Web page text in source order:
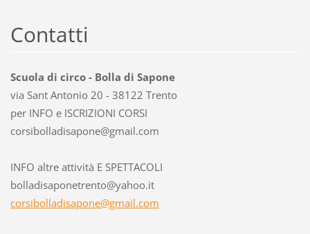
Contatti
Scuola di circo - Bolla di Sapone
via Sant Antonio 20 - 38122 Trento
per INFO e ISCRIZIONI CORSI
corsibolladisapone@gmail.com
INFO altre attività E SPETTACOLI
bolladisaponetrento@yahoo.it
corsibolladisapone@gmail.com